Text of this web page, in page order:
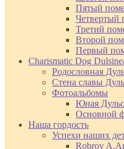
Пятый
Четвертый
Третий
Второй
Первый
Charismatic Dog
Родословная
Стена славы
Фотоальбомы
Юная
Основной
Наша гордость
Успехи наших
Robroy